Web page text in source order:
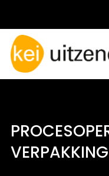
VERPAKKING